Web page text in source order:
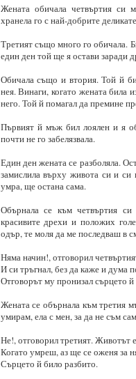
Жената обичала четвъртия си
хранела го с най-добрите
Третият също много го обичала.
един ден той ще я остави заради
Обичала също и втория. Той й
нея. Винаги, когато жената била
него. Той й помагал да премине
Първият й мъж бил лоялен и я
почти не го забелязвала.
Един ден жената се разболяла.
замислила върху живота си и
умра, ще остана сама.
Обърнала се към четвъртия
красивите дрехи и положих
одър, те моля да ме последваш в
Няма начин!, отговорил
И си тръгнал, без да каже и дума
Отговорът му пронизал сърцето
Жената се обърнала към третия
умирам, ела с мен, за да не съм
Не!, отговорил третият. Животът
Когато умреш, аз ще се оженя за
Сърцето й било разбито.